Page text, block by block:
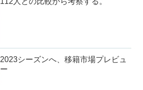
2023シーズンへ、移籍市場プレビュ
ー